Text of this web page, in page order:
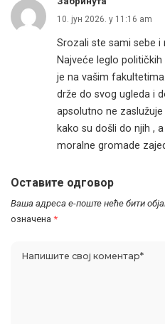
10. јун 2026. у 11:16 am
Srozali ste sami sebe i
Najveće leglo
je na vašim
drže do svog ugleda i
apsolutno ne
kako su došli do njih ,
moralne gromade
Оставите одговор
Ваша адреса е-поште неће бити
означена *